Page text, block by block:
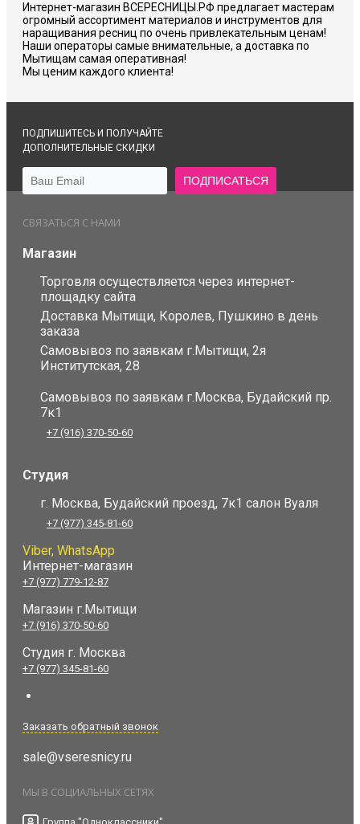
Интернет-магазин ВСЕРЕСНИЦЫ.РФ предлагает мастерам
огромный ассортимент материалов и инструментов для
наращивания ресниц по очень привлекательным ценам!
Наши операторы самые внимательные, а доставка по
Мытищам самая оперативная!
Мы ценим каждого клиента!
ПОДПИШИТЕСЬ И ПОЛУЧАЙТЕ
ДОПОЛНИТЕЛЬНЫЕ СКИДКИ
СВЯЗАТЬСЯ С НАМИ
Магазин
Торговля осуществляется через интернет-
площадку сайта
Доставка Мытищи, Королев, Пушкино в день
заказа
Самовывоз по заявкам г.Мытищи, 2я
Институтская, 28
Самовывоз по заявкам г.Москва, Будайский пр.
7к1
+7 (916) 370-50-60
Студия
г. Москва, Будайский проезд, 7к1 салон Вуаля
+7 (977) 345-81-60
Viber, WhatsApp
Интернет-магазин
+7 (977) 779-12-87
Магазин г.Мытищи
+7 (916) 370-50-60
Студия г. Москва
+7 (977) 345-81-60
Заказать обратный звонок
sale@vseresnicy.ru
МЫ В СОЦИАЛЬНЫХ СЕТЯХ